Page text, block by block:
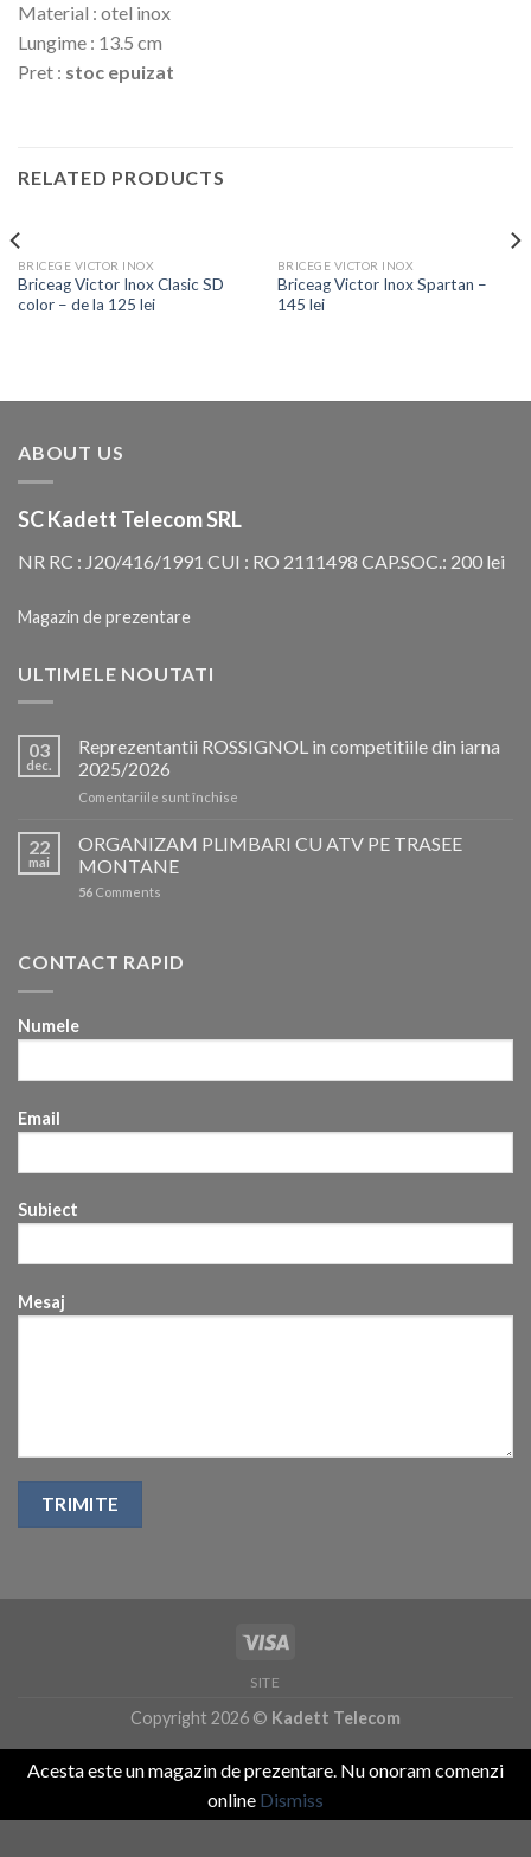
Material : otel inox
Lungime : 13.5 cm
Pret : stoc epuizat
RELATED PRODUCTS
BRICEGE VICTOR INOX
Briceag Victor Inox Clasic SD
color – de la 125 lei
BRICEGE VICTOR INOX
Briceag Victor Inox Spartan –
145 lei
ABOUT US
SC Kadett Telecom SRL
NR RC : J20/416/1991 CUI : RO 2111498 CAP.SOC.: 200 lei
Magazin de prezentare
ULTIMELE NOUTATI
03
dec.
Reprezentantii ROSSIGNOL in competitiile din iarna
2025/2026
Comentariile sunt închise
ROSSIGNOL
22
mai
ORGANIZAM PLIMBARI CU ATV PE TRASEE
MONTANE
56 Comments
CONTACT RAPID
Numele
Email
Subiect
Mesaj
SITE
Copyright 2026 © Kadett Telecom
Acesta este un magazin de prezentare. Nu onoram comenzi
online Dismiss